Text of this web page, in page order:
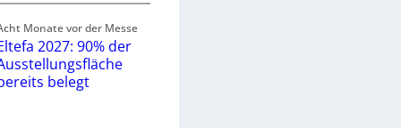
Monate vor der Messe
2027: 90% der
belegt